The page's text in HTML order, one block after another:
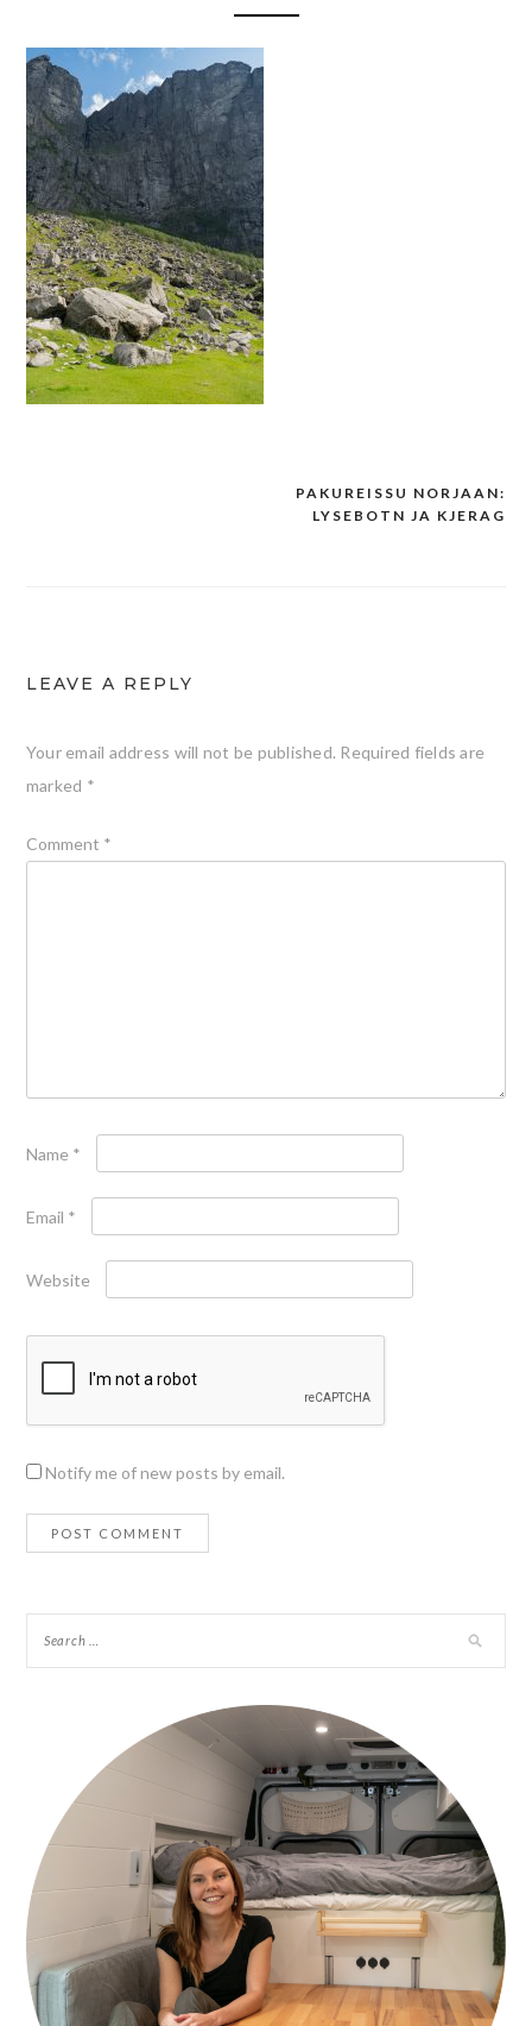
PAKUREISSU NORJAAN:
LYSEBOTN JA KJERAG
LEAVE A REPLY
Your email address will not be published. Required fields are
marked *
Comment *
Name *
Email *
Website
Notify me of new posts by email.